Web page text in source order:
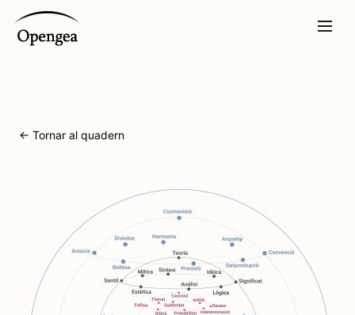
← Tornar al quadern